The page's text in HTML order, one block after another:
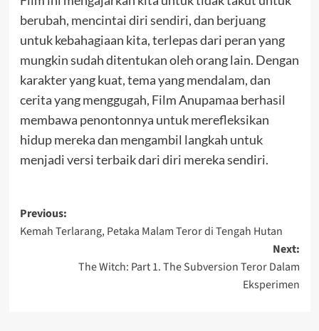
berubah, mencintai diri sendiri, dan berjuang
untuk kebahagiaan kita, terlepas dari peran yang
mungkin sudah ditentukan oleh orang lain. Dengan
karakter yang kuat, tema yang mendalam, dan
cerita yang menggugah, Film Anupamaa berhasil
membawa penontonnya untuk merefleksikan
hidup mereka dan mengambil langkah untuk
menjadi versi terbaik dari diri mereka sendiri.
Post
navigation
Previous:
Kemah Terlarang, Petaka Malam Teror di Tengah Hutan
Next:
The Witch: Part 1. The Subversion Teror Dalam
Eksperimen